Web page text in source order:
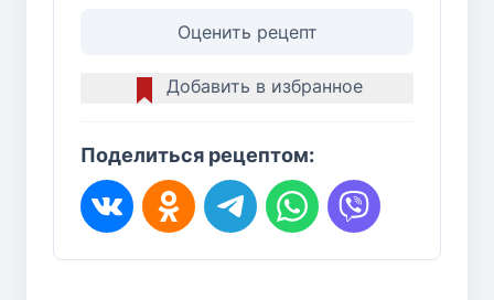
Оценить рецепт
Добавить в избранное
Поделиться рецептом: